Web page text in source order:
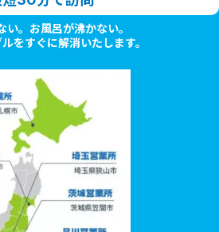
い。お風呂が沸かない。
をすぐに解消いたします。